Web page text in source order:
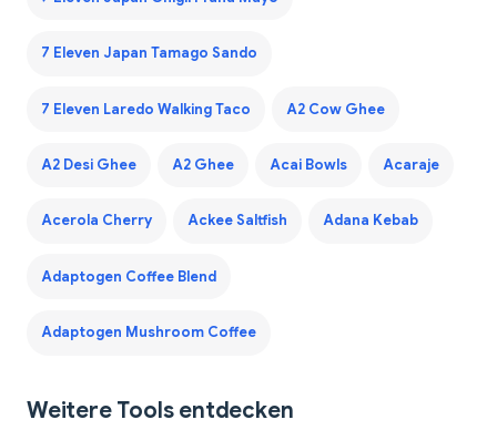
7 Eleven Japan Tamago Sando
7 Eleven Laredo Walking Taco A2 Cow Ghee
A2 Desi Ghee A2 Ghee Acai Bowls Acaraje
Acerola Cherry Ackee Saltfish Adana Kebab
Adaptogen Coffee Blend
Adaptogen Mushroom Coffee
Weitere Tools entdecken